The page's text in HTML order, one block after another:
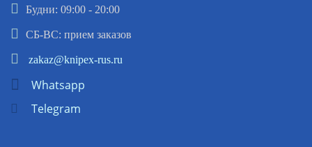
Будни: 09:00 - 20:00
СБ-ВС: прием заказов
zakaz@knipex-rus.ru
Whatsapp
Telegram